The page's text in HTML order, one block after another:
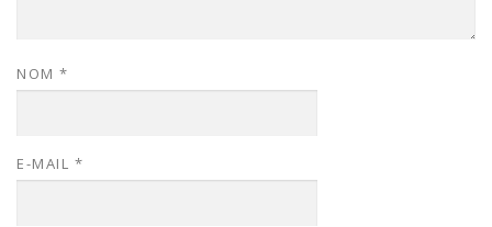
NOM *
E-MAIL *